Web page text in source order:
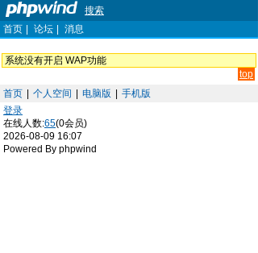
搜索
首页
论坛 消息
系统没有开启 WAP功能
top
首页
个人空间 电脑版
手机版
登录
在线人数:65(0会员)
2026-08-09 16:07
Powered By phpwind